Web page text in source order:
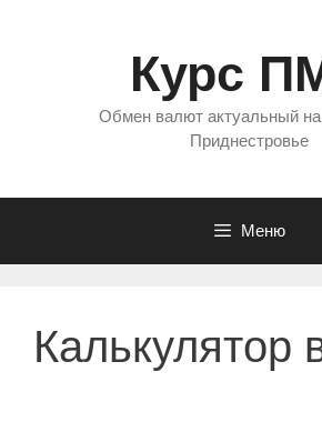
Курс
Обмен валют актуальный на
Приднестровье
Меню
Калькулятор